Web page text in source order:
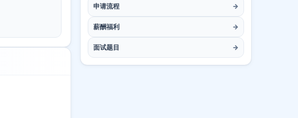
申请流程 →
薪酬福利 →
面试题目 →